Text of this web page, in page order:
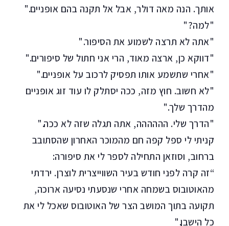
אותך. הנה מאה דולר, אבל אל תקנה בהם אופניים."
"למה?"
"אתה לא תרצה לשמוע את הסיפור."
"דווקא כן, ארצה מאוד, הרי אני חתול של סיפורים."
"אחרי שתשמע אותו תפסיק לרכוב על אופניים."
"לא חשוב. חוץ מזה, ככה יסתלק לו עוד זוג אופניים
מהדרך שלך."
"הדרך שלי. הההההה, אתה תגלה שזה לא ככה."
קניתי לי ספל קפה חם מהמוכר האחרון שהסתובב
ברחוב, וסוזאן התחילה לספר לי את סיפורה:
“זה קרה לפני חודש בעיר השווייצרית לוצרן. ירדתי
מהאוטובוס בשמחה אחרי שנסעתי נסיעה ארוכה,
תקועה בתוך המושב הצר של האוטובוס שאכל לי את
כל הישבן."